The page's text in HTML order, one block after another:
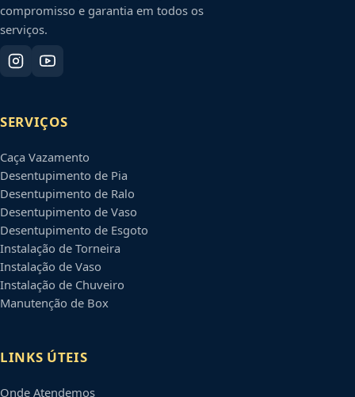
compromisso e garantia em todos os
serviços.
SERVIÇOS
Caça Vazamento
Desentupimento de Pia
Desentupimento de Ralo
Desentupimento de Vaso
Desentupimento de Esgoto
Instalação de Torneira
Instalação de Vaso
Instalação de Chuveiro
Manutenção de Box
LINKS ÚTEIS
Onde Atendemos